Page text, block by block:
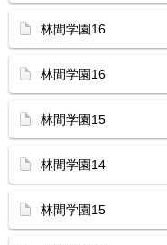
林間学園16
林間学園16
林間学園15
林間学園14
林間学園15